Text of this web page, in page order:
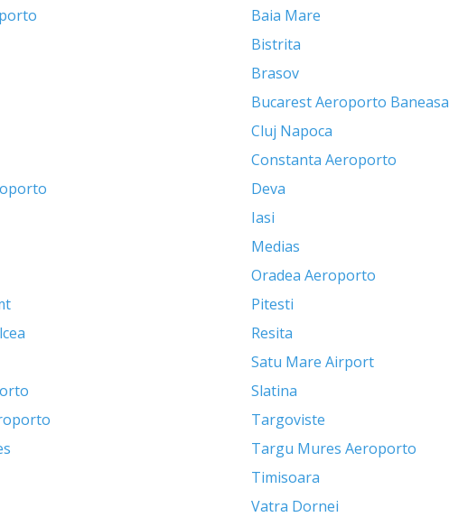
Baia Mare
Bistrita
Brasov
Bucarest Aeroporto Baneasa
Cluj Napoca
Constanta Aeroporto
Deva
Iasi
Medias
Oradea Aeroporto
Pitesti
Resita
Satu Mare Airport
Slatina
Targoviste
Targu Mures Aeroporto
Timisoara
Vatra Dornei